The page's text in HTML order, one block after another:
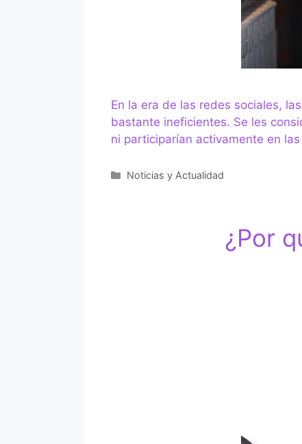
En la era de las redes sociales,
bastante ineficientes. Se les
ni participarían activamente en
Categorías
Noticias y Actualidad
¿Por